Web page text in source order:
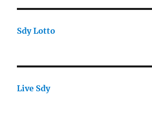
Sdy Lotto
Live Sdy